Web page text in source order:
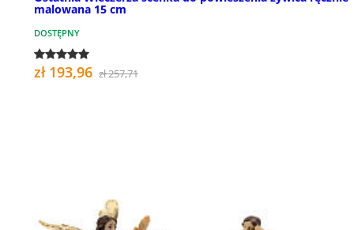
malowana 15 cm
DOSTĘPNY
zł 193,96 zł 257,71